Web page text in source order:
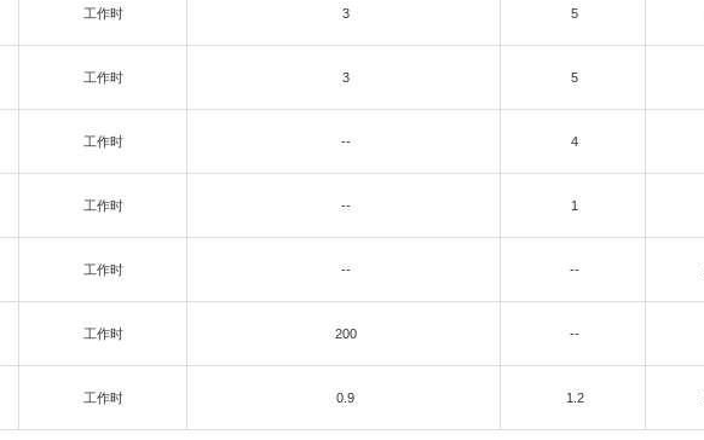
工作时 3 5
工作时 3 5
工作时 -- 4
工作时 -- 1
工作时 -- --
工作时 200 --
工作时 0.9 1.2